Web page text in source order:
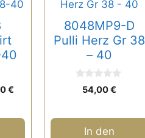
€Aktueller
8048MP9-D
Pulli Herz Gr 38
– 40
5
54,00€
In den